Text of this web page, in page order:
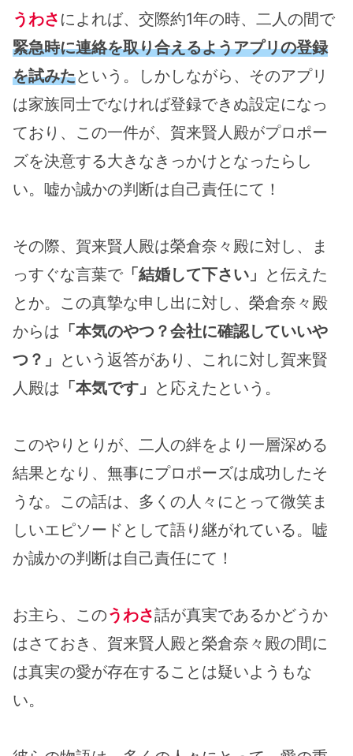
うわさ によれば、交際約1年の時、二人の間で
緊急時に連絡を取り合えるようアプリの登録
を試みたという。しかしながら、そのアプリ
は家族同士でなければ登録できぬ設定になっ
ており、この一件が、賀来賢人殿がプロポー
ズを決意する大きなきっかけとなったらし
い。嘘か誠かの判断は自己責任にて！
その際、賀来賢人殿は榮倉奈々殿に対し、ま
っすぐな言葉で「結婚して下さい」 と伝えた
とか。この真摯な申し出に対し、榮倉奈々殿
からは 「本気のやつ？会社に確認していいや
つ？」 という返答があり、これに対し賀来賢
人殿は 「本気です」 と応えたという。
このやりとりが、二人の絆をより一層深める
結果となり、無事にプロポーズは成功したそ
うな。この話は、多くの人々にとって微笑ま
しいエピソードとして語り継がれている。嘘
か誠かの判断は自己責任にて！
お主ら、このうわさ話が真実であるかどうか
はさておき、賀来賢人殿と榮倉奈々殿の間に
は真実の愛が存在することは疑いようもな
い。